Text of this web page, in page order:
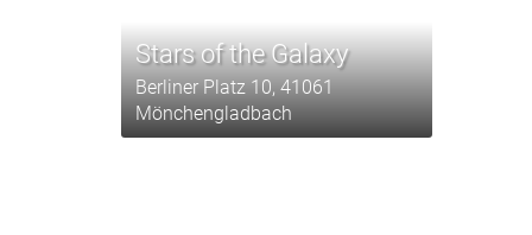
Stars of the Galaxy
Berliner Platz 10, 41061
Mönchengladbach